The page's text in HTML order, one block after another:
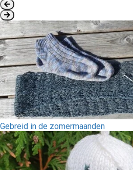
Gebreid in de zomermaanden